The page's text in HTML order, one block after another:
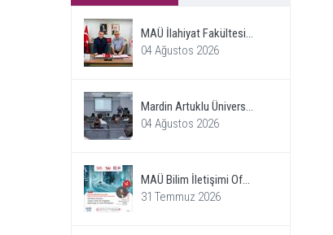
MAÜ İlahiyat Fakültesi...
04 Ağustos 2026
Mardin Artuklu Ünivers...
04 Ağustos 2026
MAÜ Bilim İletişimi Of...
31 Temmuz 2026